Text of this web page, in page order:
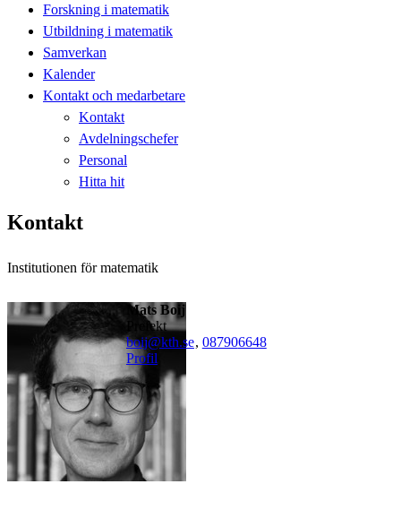
Forskning i matematik
Utbildning i matematik
Samverkan
Kalender
Kontakt och medarbetare
Kontakt
Avdelningschefer
Personal
Hitta hit
Kontakt
Institutionen för matematik
Mats Boij
Prefekt
boij@kth.se, 087906648
Profil